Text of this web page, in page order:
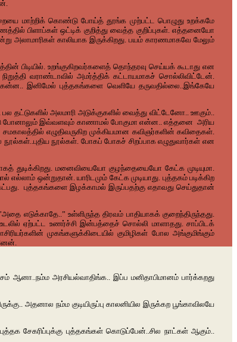
மாற்றிக் கொண்டு போய்த் தூங்க முற்பட்ட பொழுது உறக்கமே
பிளாப்கள் ஒட்டிக் குறித்து வைத்த குறிப்புகள். எத்தனையோ
காலியாக இருக்கிறது. பயம் காரணமாகவே மேலும்
பிடியில். உறங்குகிறவர்களைத் தொந்தரவு செய்யக் கூடாது என
வராண்டாவில் அமர்த்திக் கட்டாயமாகச் சொல்லிவிட்டேன்.
இனிமேல் புத்தகங்களை வெளியே தருவதில்லை..இங்கேயே
தட்டுகளில் அலமாரி அடுக்குகளில் வைத்து விட்டேனோ.. ஊகும்..
போனாலும் இவ்வளவும் காணாமல் போகுமா என்ன.. எத்தனை அரிய
எழுதிவருகிற முக்கியமான கவிஞர்களின் கவிதைகள்.
நூல்கள்..புதிய நூல்கள். போகப் போகச் சிறப்பாக எழுதுவார்கள் என
துடிக்கிறது. மனைவியையோ குழந்தையையோ கேட்க முடியுமா.
ஒன்றுதான். யாரிடமும் கேட்க முடியாது. புத்தகம் படிக்கிற
புத்தகங்களை இழக்காமல் இருப்பதற்கு எதாவது செய்துதான்
எடுக்காதே..” உள்ளிருந்த திரவம் பாதியாகக் குறைந்திருந்தது.
ஏற்பட்ட உணர்ச்சி இன்பத்தைச் சொல்லி மாளாதது. சாப்பிடக்
முகங்களுக்கிடையில் குமிழிகள் போல அங்குமிங்கும்
ஆனா..நம்ம அரசியல்வாதிங்க.. இப்ப மனிதாபிமானம் பார்க்கறது
அதனால நம்ம குடியிருப்பு காலனியில இருக்கற பூங்காவிலயே
சேகரிப்புக்கு புத்தகங்கள் கொடுப்பேன்..சில நாட்கள் ஆகும்..